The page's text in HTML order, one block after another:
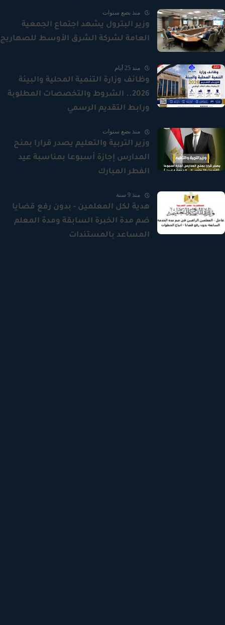
منذ بضع سنوات
وزير البترول يشهد اجتماع الجمعية
العامة لشركة الشرق الأوسط للصهاريج
منذ 25 أيام
وظائف وزارة التنمية المحلية والبيئة
2026.. الشروط والتخصصات المطلوبة
ورابط التقديم الرسمي
منذ بضع سنوات
وزير التربية والتعليم يصدر قرارا بمنح
المدارس إجازة أسبوعا بمناسبة عيد
الفطر المبارك
منذ 9 سنة
هدية لكل المعلمين - بدون رفع قضايا
ضم مدة الخبرة السابقة ومدة المعلم
المساعد بالمستندات